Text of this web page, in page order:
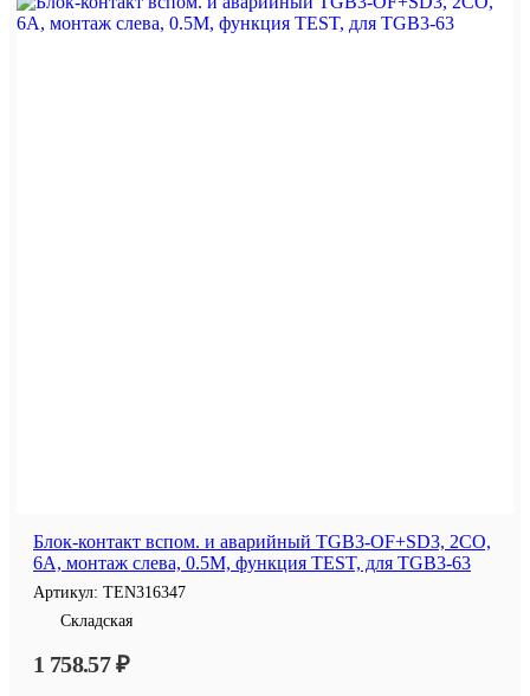
Блок-контакт вспом. и аварийный TGB3-OF+SD3, 2CO,
6A, монтаж слева, 0.5M, функция TEST, для TGB3-63
Артикул: TEN316347
Складская
1 758.57 ₽